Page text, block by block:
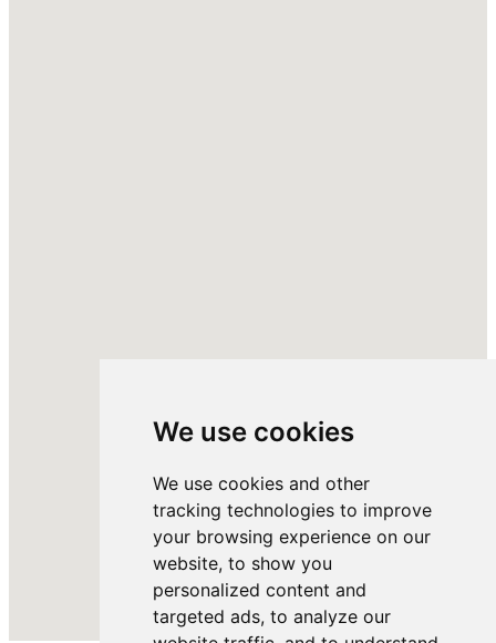
We use cookies
We use cookies and other
tracking technologies to improve
your browsing experience on our
website, to show you
personalized content and
targeted ads, to analyze our